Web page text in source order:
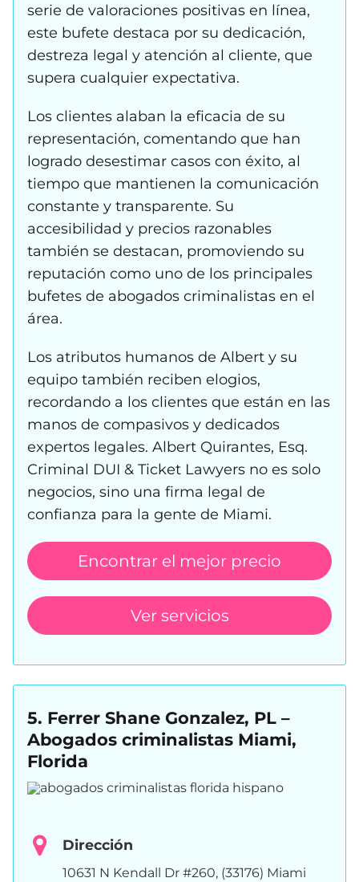
serie de valoraciones positivas en línea,
este bufete destaca por su dedicación,
destreza legal y atención al cliente, que
supera cualquier expectativa.
Los clientes alaban la eficacia de su
representación, comentando que han
logrado desestimar casos con éxito, al
tiempo que mantienen la comunicación
constante y transparente. Su
accesibilidad y precios razonables
también se destacan, promoviendo su
reputación como uno de los principales
bufetes de abogados criminalistas en el
área.
Los atributos humanos de Albert y su
equipo también reciben elogios,
recordando a los clientes que están en las
manos de compasivos y dedicados
expertos legales. Albert Quirantes, Esq.
Criminal DUI & Ticket Lawyers no es solo
negocios, sino una firma legal de
confianza para la gente de Miami.
Encontrar el mejor precio
Ver servicios
5. Ferrer Shane Gonzalez, PL –
Abogados criminalistas Miami,
Florida
Dirección
10631 N Kendall Dr #260, (33176) Miami